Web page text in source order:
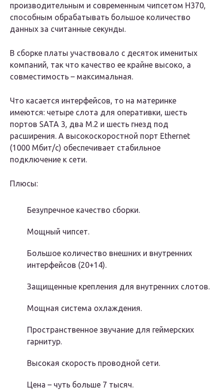
производительным и современным чипсетом H370,
способным обрабатывать большое количество
данных за считанные секунды.
В сборке платы участвовало с десяток именитых
компаний, так что качество ее крайне высоко, а
совместимость – максимальная.
Что касается интерфейсов, то на материнке
имеются: четыре слота для оперативки, шесть
портов SATA 3, два М.2 и шесть гнезд под
расширения. А высокоскоростной порт Ethernet
(1000 Мбит/с) обеспечивает стабильное
подключение к сети.
Плюсы:
Безупречное качество сборки.
Мощный чипсет.
Большое количество внешних и внутренних
интерфейсов (20+14).
Защищенные крепления для внутренних слотов.
Мощная система охлаждения.
Пространственное звучание для геймерских
гарнитур.
Высокая скорость проводной сети.
Цена – чуть больше 7 тысяч.